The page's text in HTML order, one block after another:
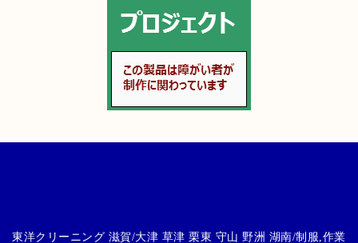
東洋クリーニング 滋賀/大津 草津 栗東 守山 野洲 湖南/制服,作業